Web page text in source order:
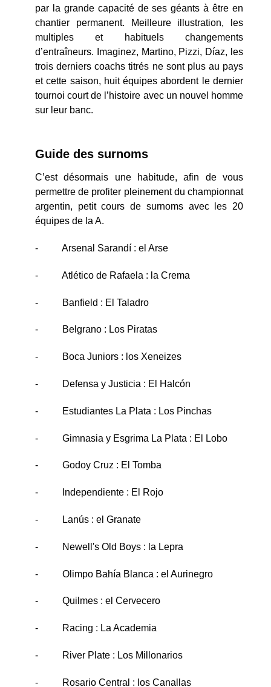
par la grande capacité de ses géants à être en
chantier permanent. Meilleure illustration, les
multiples et habituels changements
d’entraîneurs. Imaginez, Martino, Pizzi, Díaz, les
trois derniers coachs titrés ne sont plus au pays
et cette saison, huit équipes abordent le dernier
tournoi court de l’histoire avec un nouvel homme
sur leur banc.
Guide des surnoms
C’est désormais une habitude, afin de vous
permettre de profiter pleinement du championnat
argentin, petit cours de surnoms avec les 20
équipes de la A.
- Arsenal Sarandí : el Arse
- Atlético de Rafaela : la Crema
- Banfield : El Taladro
- Belgrano : Los Piratas
- Boca Juniors : los Xeneizes
- Defensa y Justicia : El Halcón
- Estudiantes La Plata : Los Pinchas
- Gimnasia y Esgrima La Plata : El Lobo
- Godoy Cruz : El Tomba
- Independiente : El Rojo
- Lanús : el Granate
- Newell's Old Boys : la Lepra
- Olimpo Bahía Blanca : el Aurinegro
- Quilmes : el Cervecero
- Racing : La Academia
- River Plate : Los Millonarios
- Rosario Central : los Canallas